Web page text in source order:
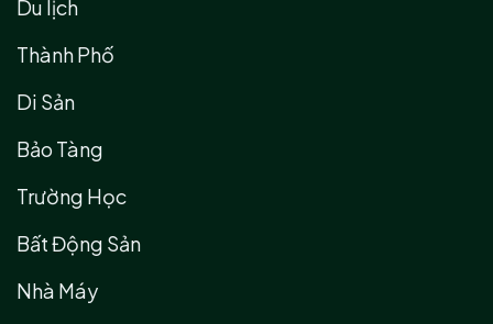
Du lịch
Thành Phố
Di Sản
Bảo Tàng
Trường Học
Bất Động Sản
Nhà Máy